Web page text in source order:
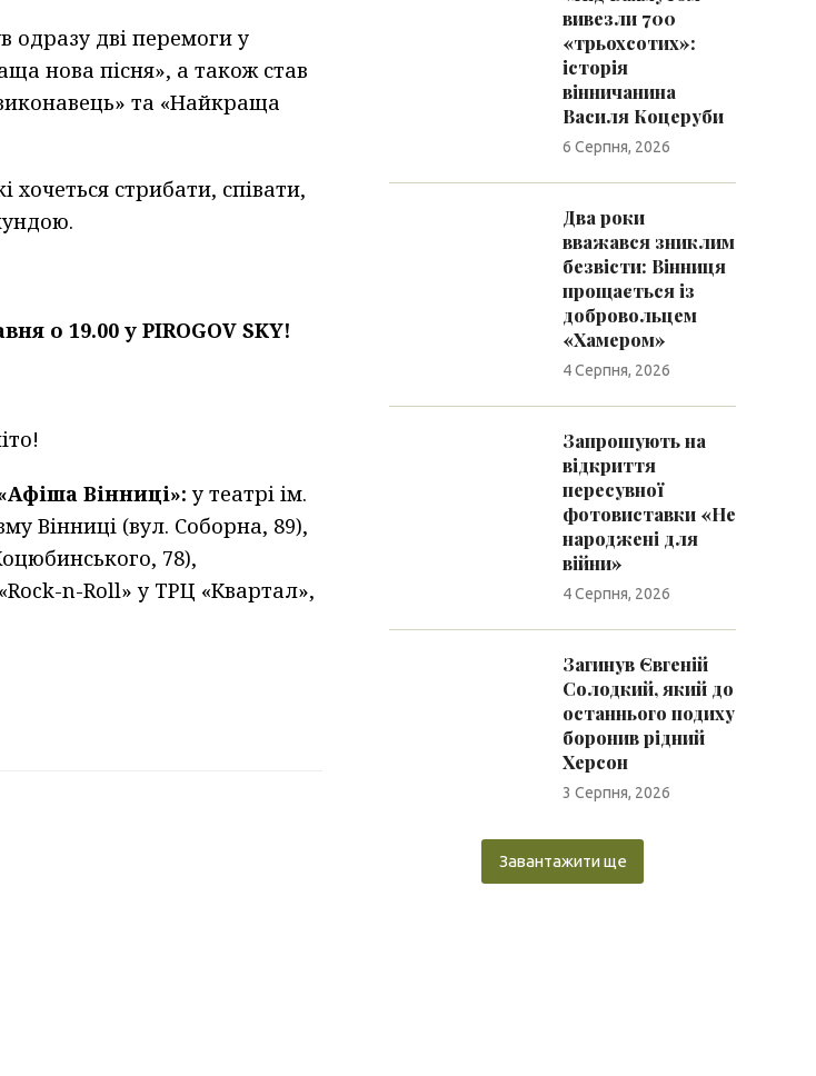
одразу дві перемоги у
нова пісня», а також став
та «Найкраща
хочеться стрибати, співати,
о 19.00 у PIROGOV SKY!
Вінниці»:у театрі ім.
Вінниці (вул. Соборна, 89),
78),
n-Roll» у ТРЦ «Квартал»,
вивезли 700
«трьохсотих»:
історія
вінничанина
Василя Коцеруби
6 Серпня, 2026
Два роки
вважався зниклим
безвісти: Вінниця
прощається із
добровольцем
«Хамером»
4 Серпня, 2026
Запрошують на
відкриття
пересувної
фотовиставки «Не
народжені для
війни»
4 Серпня, 2026
Загинув Євгеній
Солодкий, який до
останнього подиху
боронив рідний
Херсон
3 Серпня, 2026
Завантажити ще